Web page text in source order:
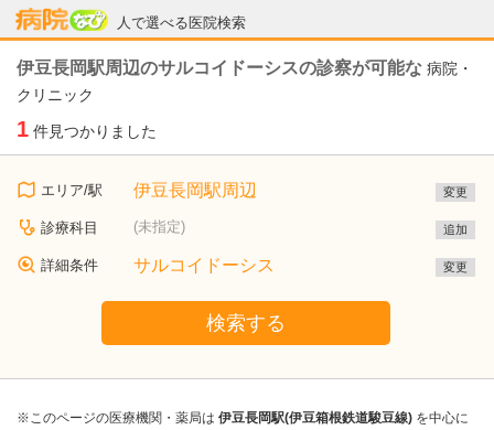
人で選べる医院検索
病院なび
伊豆長岡駅周辺のサルコイドーシスの診察が可能な 病院・
クリニック
1 件見つかりました
エリア/駅 伊豆長岡駅周辺 変更
診療科目 (未指定) 追加
詳細条件 サルコイドーシス 変更
検索する
※このページの医療機関・薬局は 伊豆長岡駅(伊豆箱根鉄道駿豆線) を中心に